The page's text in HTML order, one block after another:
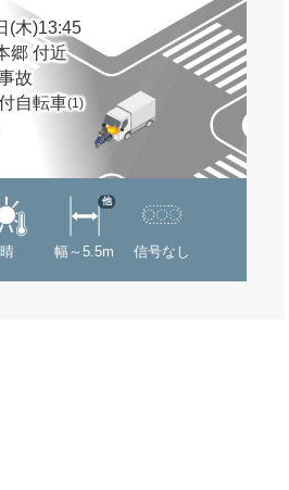
(木)13:45
郷 付近
故
自転車(1)
晴 幅～5.5m
他
信号なし